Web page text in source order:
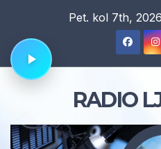
content
Pet. kol 7th, 2026
RADIO